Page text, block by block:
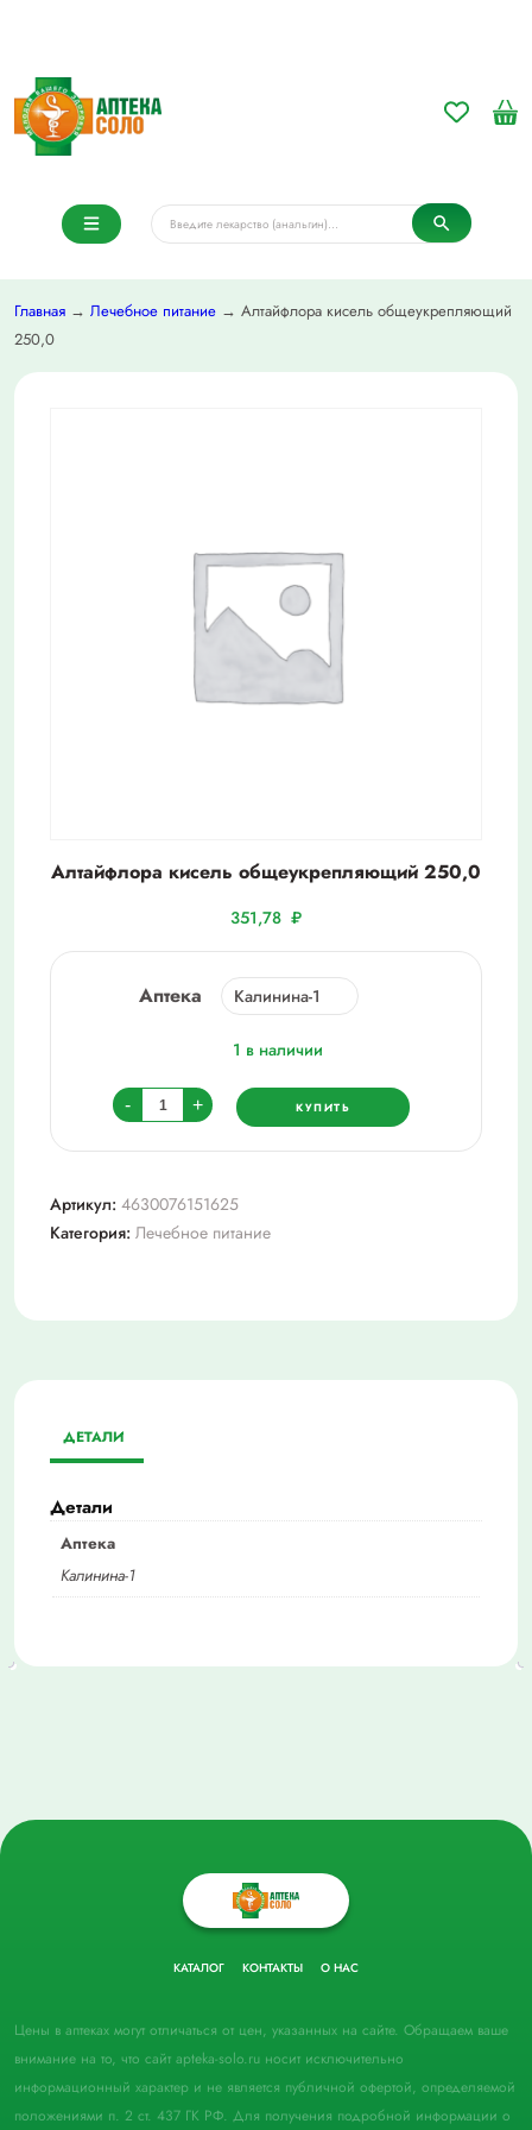
Главная → Лечебное питание → Алтайфлора кисель общеукрепляющий
250,0
Алтайфлора кисель общеукрепляющий 250,0
351,78 ₽
Аптека
1 в наличии
-
Количество
товара
Алтайфлора
общеукрепляющий
250,0
+ КУПИТЬ
Артикул: 4630076151625
Категория: Лечебное питание
ДЕТАЛИ
Детали
Аптека
Калинина-1
КАТАЛОГ КОНТАКТЫ О НАС
Цены в аптеках могут отличаться от цен, указанных на сайте. Обращаем ваше
внимание на то, что сайт apteka-solo.ru носит исключительно
информационный характер и не является публичной офертой, определяемой
положениями п. 2 ст. 437 ГК РФ. Для получения подробной информации о